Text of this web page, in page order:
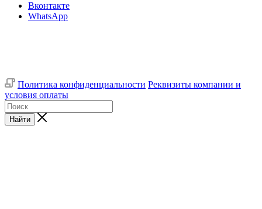
Вконтакте
WhatsApp
Политика конфиденциальности Реквизиты компании и
условия оплаты
Найти